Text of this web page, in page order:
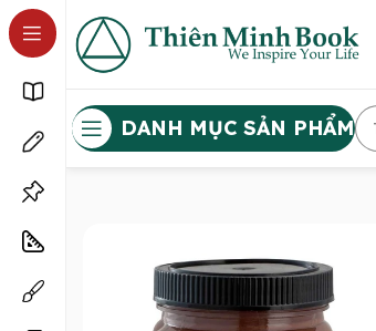
DANH MỤC SẢN PHẨM